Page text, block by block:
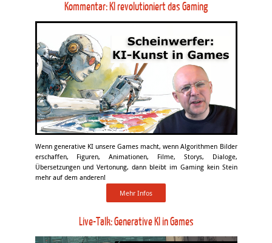
Kommentar: KI revolutioniert das Gaming
Wenn generative KI unsere Games macht, wenn Algorithmen Bilder
erschaffen, Figuren, Animationen, Filme, Storys, Dialoge,
Übersetzungen und Vertonung, dann bleibt im Gaming kein Stein
mehr auf dem anderen!
Mehr Infos
Live-Talk: Generative KI in Games